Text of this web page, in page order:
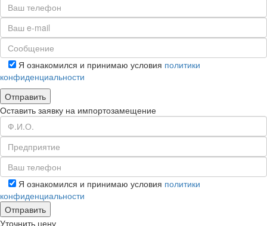
Я ознакомился и принимаю условия политики
конфиденциальности
Оставить заявку на импортозамещение
Я ознакомился и принимаю условия политики
конфиденциальности
Уточнить цену